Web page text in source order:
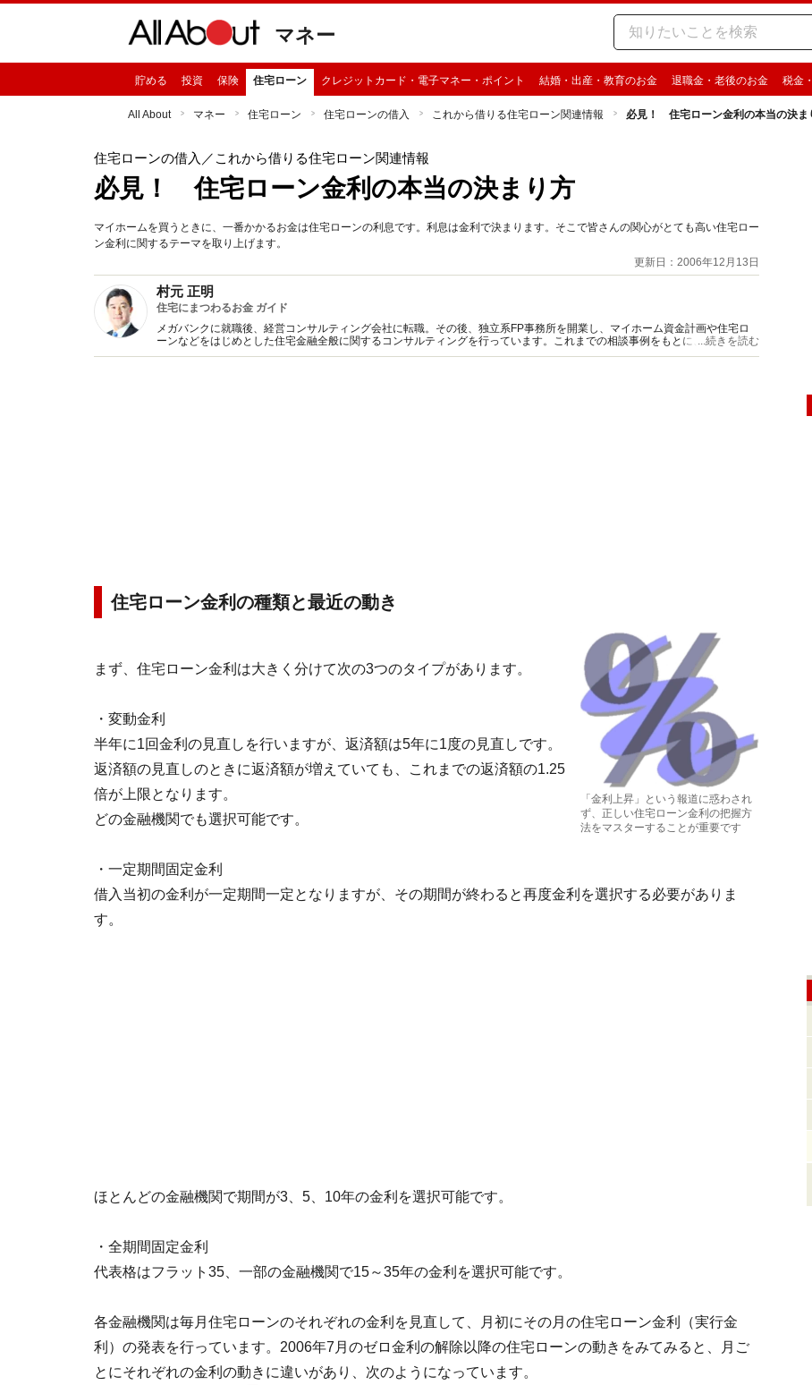
マネー
貯める 投資 保険 住宅ローン クレジットカード・電子マネー・ポイント 結婚・出産・教育のお金 退職金・老後のお金 税金
All About マネー 住宅ローン 住宅ローンの借入 これから借りる住宅ローン関連情報 必見！ 住宅ローン金利の本当の決ま
住宅ローンの借入 ／これから借りる住宅ローン関連情報
必見！ 住宅ローン金利の本当の決まり方
マイホームを買うときに、一番かかるお金は住宅ローンの利息です。利息は金利で決まります。そこで皆さんの関心がとても高い住宅ロー
ン金利に関するテーマを取り上げます。
更新日：2006年12月13日
村元 正明
住宅にまつわるお金 ガイド
メガバンクに就職後、経営コンサルティング会社に転職。その後、独立系FP事務所を開業し、マイホーム資金計画や住宅ロ
ーンなどをはじめとした住宅金融全般に関するコンサルティングを行っています。これまでの相談事例をもとに、基本からよ
く迷うポイントまで、ライフスタイルに合わせた計画を立てられるように指南します。
...続きを読む
住宅ローン金利の種類と最近の動き
「金利上昇」という報道に惑わされ
ず、正しい住宅ローン金利の把握方
法をマスターすることが重要です
まず、住宅ローン金利は大きく分けて次の3つのタイプがあります。
・変動金利
半年に1回金利の見直しを行いますが、返済額は5年に1度の見直しです。
返済額の見直しのときに返済額が増えていても、これまでの返済額の1.25
倍が上限となります。
どの金融機関でも選択可能です。
・一定期間固定金利
借入当初の金利が一定期間一定となりますが、その期間が終わると再度金利を選択する必要がありま
す。
ほとんどの金融機関で期間が3、5、10年の金利を選択可能です。
・全期間固定金利
代表格はフラット35、一部の金融機関で15～35年の金利を選択可能です。
各金融機関は毎月住宅ローンのそれぞれの金利を見直して、月初にその月の住宅ローン金利（実行金
利）の発表を行っています。2006年7月のゼロ金利の解除以降の住宅ローンの動きをみてみると、月ご
とにそれぞれの金利の動きに違いがあり、次のようになっています。